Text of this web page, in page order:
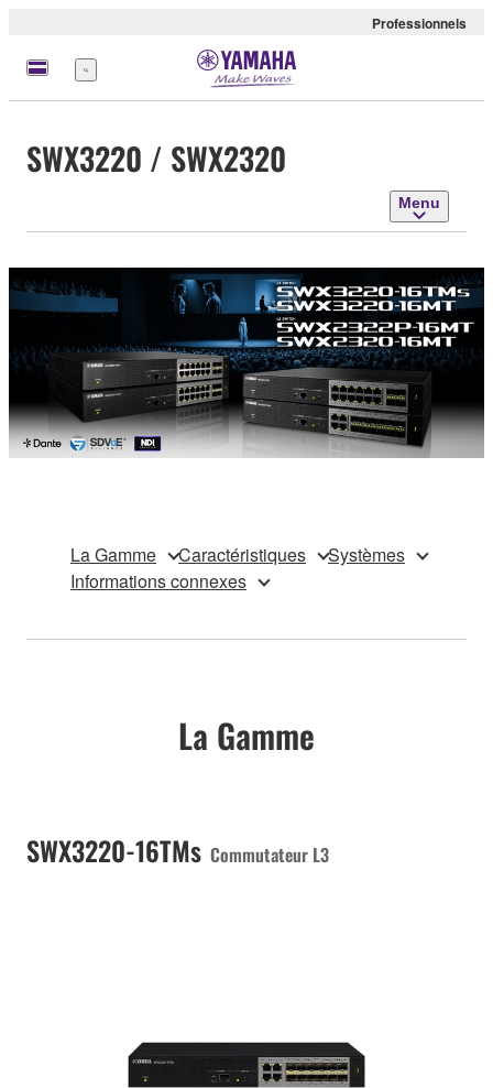
Professionnels
Menu
SWX3220 / SWX2320
Menu
La Gamme Caractéristiques
Systèmes
Informations connexes
La Gamme
SWX3220-16TMs Commutateur L3